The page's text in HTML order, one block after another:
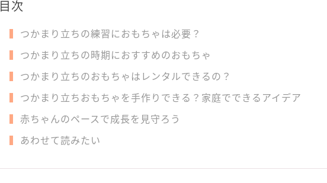
目次
つかまり立ちの練習におもちゃは必要？
つかまり立ちの時期におすすめのおもちゃ
つかまり立ちのおもちゃはレンタルできるの？
つかまり立ちおもちゃを手作りできる？家庭でできるアイデア
赤ちゃんのペースで成長を見守ろう
あわせて読みたい